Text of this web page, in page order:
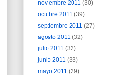
noviembre 2011(30)
octubre 2011(39)
septiembre 2011(27)
agosto 2011(32)
julio 2011(32)
junio 2011(33)
mayo 2011(29)